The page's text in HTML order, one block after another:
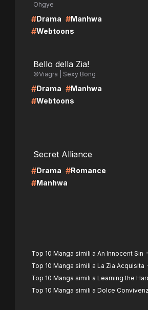
Ohgye
#Drama #Manhwa
#Webtoons
Bello della Zia!
©Viagra | Sexy Bong
#Drama #Manhwa
#Webtoons
Secret Alliance
#Drama #Romance
#Manhwa
Top 10 Manga simili a An Innocent Sin
Top 10 Manga simili a La Zia Acquisita
Top 10 Manga simili a Learning the
Top 10 Manga simili a Dolce